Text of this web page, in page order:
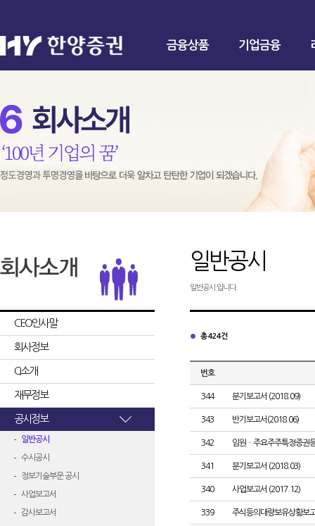
금융상품 기업금융
CEO인사말
회사정보
CI소개
재무정보
공시정보
일반공시
수시공시
정보기술부문 공시
사업보고서
감사보고서
일반공시
일반공시 입니다.
총 424건
번호
344 분기보고서 (2018.09)
343 반기보고서(2018.06)
342 임원ㆍ주요주주특정증권
341 분기보고서 (2018.03)
340 사업보고서 (2017.12)
339 주식등의대량보유상황보